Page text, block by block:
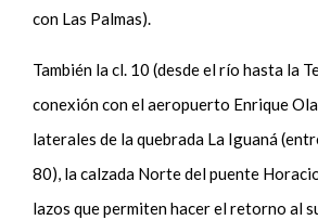
con Las Palmas).
También la cl. 10 (desde el río hasta la
conexión con el aeropuerto Enrique
laterales de la quebrada La Iguaná
80), la calzada Norte del puente
lazos que permiten hacer el retorno al